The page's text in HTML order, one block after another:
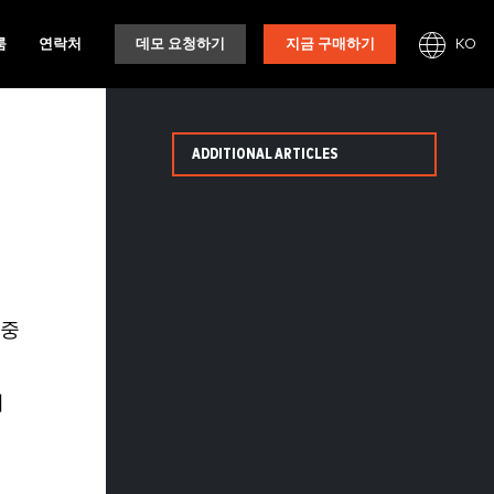
연락처 데모 요청하기 지금 구매하기 KO
ADDITIONAL ARTICLES